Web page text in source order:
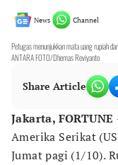
News Channel
Petugas menunjukkan mata uang rupiah
ANTARA FOTO/Dhemas Reviyanto
Share Article
Jakarta, FORTUNE
Amerika Serikat
Jumat pagi (1/10).